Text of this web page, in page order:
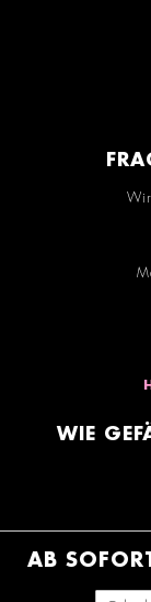
WIE
AB